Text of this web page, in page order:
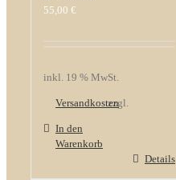
55,00 €
inkl. 19 % MwSt.
zzgl.
Versandkosten
In den
Warenkorb
Details